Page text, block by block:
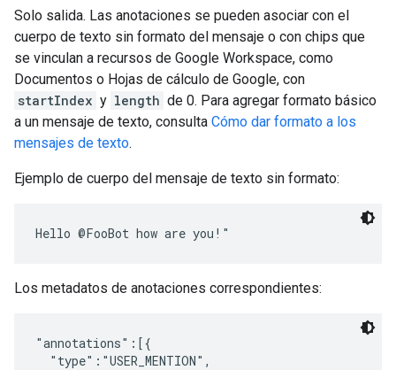
Solo salida. Las anotaciones se pueden asociar con el
cuerpo de texto sin formato del mensaje o con chips que
se vinculan a recursos de Google Workspace, como
Documentos o Hojas de cálculo de Google, con
startIndex y length de 0. Para agregar formato básico
a un mensaje de texto, consulta Cómo dar formato a los
mensajes de texto.
Ejemplo de cuerpo del mensaje de texto sin formato:
Los metadatos de anotaciones correspondientes:
"annotations":[{
  "type":"USER_MENTION",